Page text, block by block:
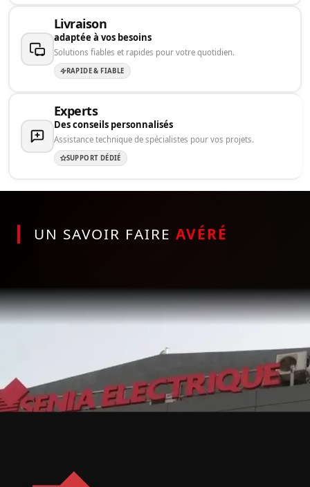
Livraison
adaptée à vos besoins
Solutions fiables et rapides pour votre quotidien.
RAPIDE & FIABLE
Experts
Des conseils personnalisés
Assistance technique de spécialistes pour vos projets.
SUPPORT DÉDIÉ
UN SAVOIR FAIRE AVÉRÉ